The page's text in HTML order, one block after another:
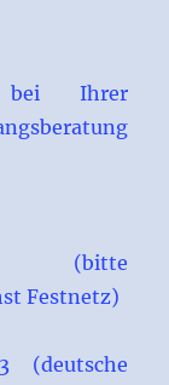
Ihrer
(bitte
Festnetz)